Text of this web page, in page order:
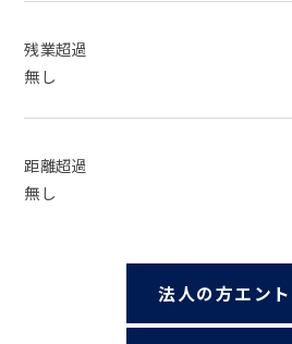
残業超過
無し
距離超過
無し
法人の方エン